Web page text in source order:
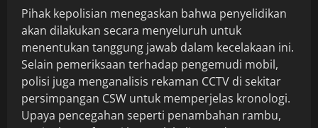
Pihak kepolisian menegaskan bahwa penyelidikan
akan dilakukan secara menyeluruh untuk
menentukan tanggung jawab dalam kecelakaan ini.
Selain pemeriksaan terhadap pengemudi mobil,
polisi juga menganalisis rekaman CCTV di sekitar
persimpangan CSW untuk memperjelas kronologi.
Upaya pencegahan seperti penambahan rambu,